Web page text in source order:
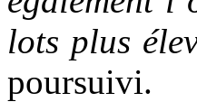
lots plus
poursuivi.